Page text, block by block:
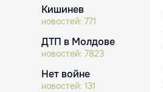
Кишинев
новостей: 771
ДТП в Молдове
новостей: 7823
Нет войне
новостей: 131